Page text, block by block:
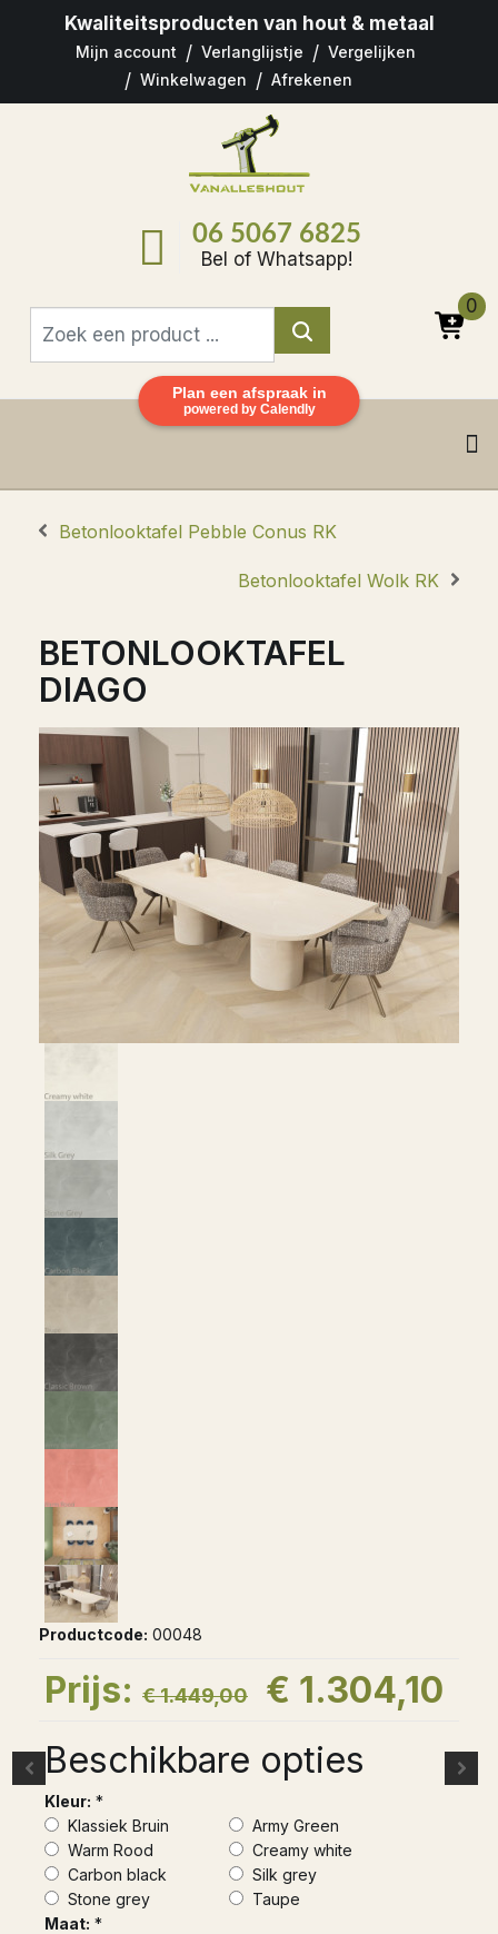
Plan een afspraak in
powered by Calendly
Kwaliteitsproducten van hout & metaal
Mijn account Verlanglijstje
Vergelijken
Winkelwagen
Afrekenen
06 5067 6825
Bel of Whatsapp!
0
Betonlooktafel Pebble Conus RK
Betonlooktafel Wolk RK
BETONLOOKTAFEL
DIAGO
Productcode: 00048
Prijs: € 1.449,00
€ 1.304,10
Beschikbare opties
Kleur: *
Klassiek Bruin
Army Green
Warm Rood
Creamy white
Carbon black
Silk grey
Stone grey
Taupe
Maat: *